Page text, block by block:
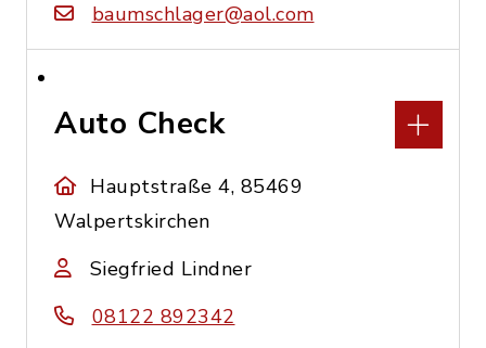
baumschlager@aol.com
Auto Check
Hauptstraße 4, 85469
Walpertskirchen
Siegfried Lindner
08122 892342